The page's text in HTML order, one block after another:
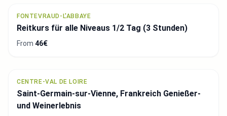
FONTEVRAUD-L'ABBAYE
Reitkurs für alle Niveaus 1/2 Tag (3 Stunden)
From 46€
CENTRE-VAL DE LOIRE
Saint-Germain-sur-Vienne, Frankreich Genießer-
und Weinerlebnis